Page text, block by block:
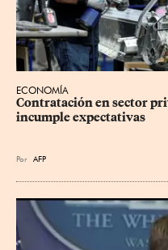
ECONOMÍA
Contratación en sector
incumple expectativas
Por AFP